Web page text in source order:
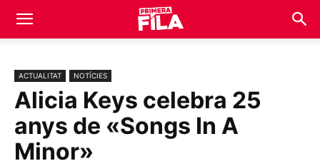
ACTUALITAT NOTÍCIES
Alicia Keys celebra 25
anys de «Songs In A
Minor»